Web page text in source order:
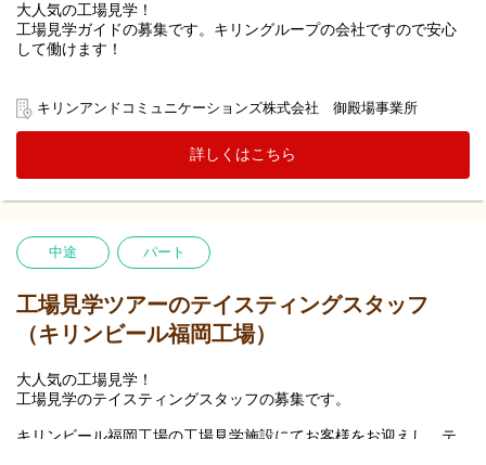
大人気の工場見学！
工場見学ガイドの募集です。キリングループの会社ですので安心
して働けます！
て、ウイスキーの製造工程等をご覧になっていただくとともに、
出来たてのウイスキー等をご試飲いただく「工場見学」ツアーの
案内役として、キリングループの魅力をお客様にお伝えしていた
キリンアンドコミュニケーションズ株式会社 御殿場事業所
詳しくはこちら
中途 パート
工場見学ツアーのテイスティングスタッフ
（キリンビール福岡工場）
大人気の工場見学！
工場見学のテイスティングスタッフの募集です。
キリンビール福岡工場の工場見学施設にてお客様をお迎えし、テ